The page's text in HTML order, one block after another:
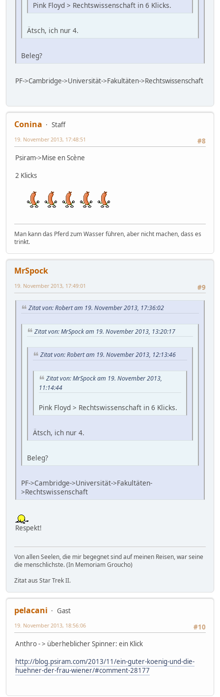
Pink Floyd > Rechtswissenschaft in 6 Klicks.
Ätsch, ich nur 4.
Beleg?
PF->Cambridge->Universität->Fakultäten->Rechtswissenschaft
Conina
Staff
#8
19. November 2013, 17:48:51
Psiram->Mise en Scène
2 Klicks
Man kann das Pferd zum Wasser führen, aber nicht machen, dass es
trinkt.
MrSpock
#9
19. November 2013, 17:49:01
Zitat von: Robert am 19. November 2013, 17:36:02
Zitat von: MrSpock am 19. November 2013, 13:20:17
Zitat von: Robert am 19. November 2013, 12:13:46
Zitat von: MrSpock am 19. November 2013,
11:14:44
Pink Floyd > Rechtswissenschaft in 6 Klicks.
Ätsch, ich nur 4.
Beleg?
PF->Cambridge->Universität->Fakultäten-
>Rechtswissenschaft
Respekt!
Von allen Seelen, die mir begegnet sind auf meinen Reisen, war seine
die menschlichste. (In Memoriam Groucho)
Zitat aus Star Trek II.
pelacani
Gast
#10
19. November 2013, 18:56:06
Anthro - > überheblicher Spinner: ein Klick
http://blog.psiram.com/2013/11/ein-guter-koenig-und-die-
huehner-der-frau-wiener/#comment-28177